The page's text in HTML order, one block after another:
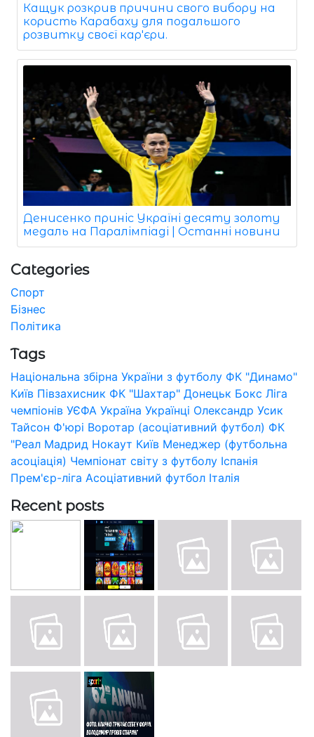
Кащук розкрив причини свого вибору на
користь Карабаху для подальшого
розвитку своєї кар'єри.
Денисенко приніс Україні десяту золоту
медаль на Паралімпіаді | Останні новини
Categories
Спорт
Бізнес
Політика
Tags
Національна збірна України з футболу ФК "Динамо"
Київ Півзахисник ФК "Шахтар" Донецьк Бокс Ліга
чемпіонів УЄФА Україна Українці Олександр Усик
Тайсон Ф'юрі Воротар (асоціативний футбол) ФК
"Реал Мадрид Нокаут Київ Менеджер (футбольна
асоціація) Чемпіонат світу з футболу Іспанія
Прем'єр-ліга Асоціативний футбол Італія
Recent posts